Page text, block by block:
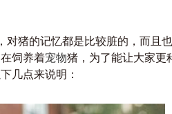
对猪的记忆都是比较脏的，而且
饲养着宠物猪，为了能让大家更
几点来说明：